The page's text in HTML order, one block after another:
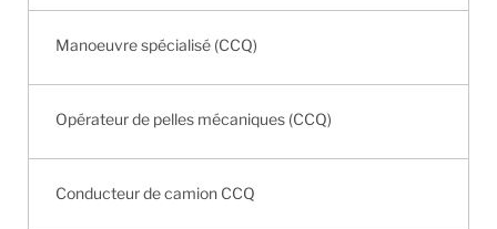
Manoeuvre spécialisé (CCQ)
Opérateur de pelles mécaniques (CCQ)
Conducteur de camion CCQ